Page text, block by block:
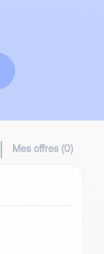
Mes offres (0)